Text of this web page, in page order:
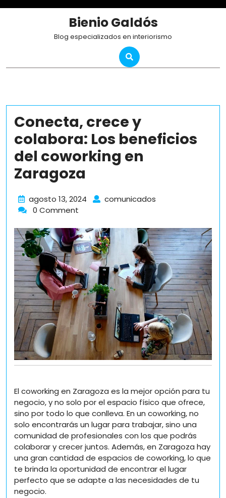
Bienio Galdós
Blog especializados en interiorismo
Conecta, crece y
colabora: Los beneficios
del coworking en
Zaragoza
agosto 13, 2024 agostocomunicados
colabora:
Los
beneficios
del
coworking
en
Zaragoza
0 Comment
El coworking en Zaragoza es la mejor opción para tu
negocio, y no solo por el espacio físico que ofrece,
sino por todo lo que conlleva. En un coworking, no
solo encontrarás un lugar para trabajar, sino una
comunidad de profesionales con los que podrás
colaborar y crecer juntos. Además, en Zaragoza hay
una gran cantidad de espacios de coworking, lo que
te brinda la oportunidad de encontrar el lugar
perfecto que se adapte a las necesidades de tu
negocio.